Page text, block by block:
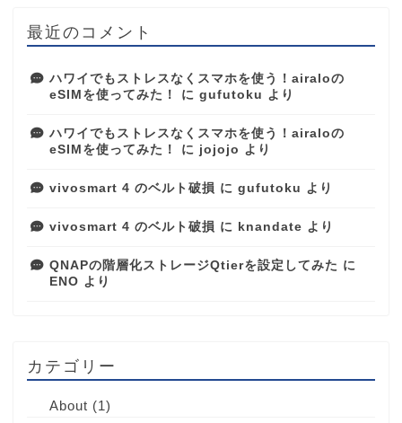
最近のコメント
ハワイでもストレスなくスマホを使う！airaloの
eSIMを使ってみた！
に gufutoku より
ハワイでもストレスなくスマホを使う！airaloの
eSIMを使ってみた！
に jojojo より
vivosmart 4 のベルト破損 に gufutoku より
vivosmart 4 のベルト破損 に knandate より
QNAPの階層化ストレージQtierを設定してみた に
ENO より
カテゴリー
About (1)